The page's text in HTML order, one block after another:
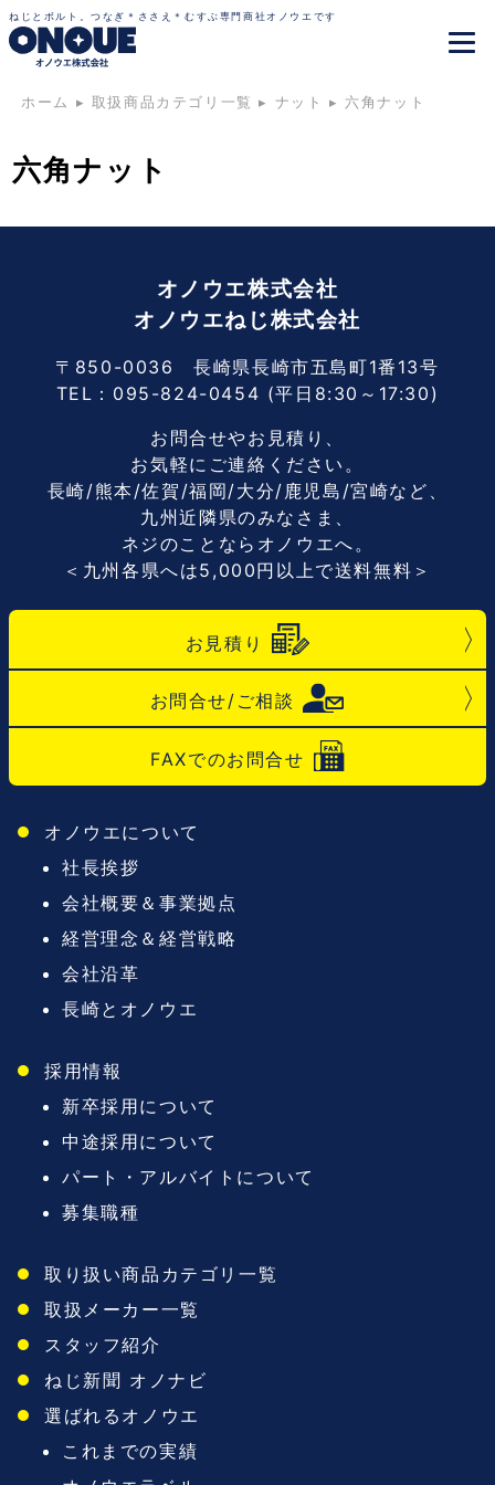
ねじとボルト。つなぎ＊ささえ＊むすぶ専門商社オノウエです
ホーム ▸ 取扱商品カテゴリ一覧 ▸ ナット ▸ 六角ナット
六角ナット
オノウエ株式会社
オノウエねじ株式会社
〒850-0036 長崎県長崎市五島町1番13号
TEL： 095-824-0454 (平日8:30～17:30)
お問合せやお見積り、
お気軽にご連絡ください。
長崎/熊本/佐賀/福岡/大分/鹿児島/宮崎など、
九州近隣県のみなさま、
ネジのことならオノウエへ。
＜九州各県へは5,000円以上で送料無料＞
お見積り
お問合せ/ご相談
FAXでのお問合せ
オノウエについて
社長挨拶
会社概要＆事業拠点
経営理念＆経営戦略
会社沿革
長崎とオノウエ
採用情報
新卒採用について
中途採用について
パート・アルバイトについて
募集職種
取り扱い商品カテゴリ一覧
取扱メーカー一覧
スタッフ紹介
ねじ新聞 オノナビ
選ばれるオノウエ
これまでの実績